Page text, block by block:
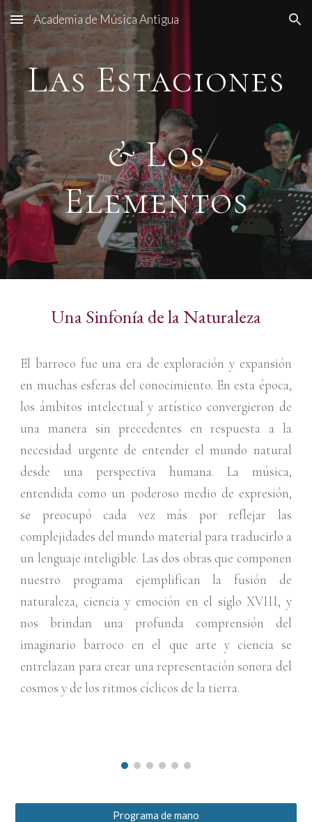
Skip to main content Skip to navigation
Academia de Música Antigua
Las Estaciones
&Los
Elementos
Una Sinfonía de la Naturaleza
El barroco fue una era de exploración y expansión
en muchas esferas del conocimiento. En esta época,
los ámbitos intelectual y artístico convergieron de
una manera sin precedentes en respuesta a la
necesidad urgente de entender el mundo natural
desde una perspectiva humana. La música,
entendida como un poderoso medio de expresión,
se preocupó cada vez más por reflejar las
complejidades del mundo material para traducirlo a
un lenguaje inteligible. Las dos obras que componen
nuestro programa ejemplifican la fusión de
naturaleza, ciencia y emoción en el siglo XVIII, y
nos brindan una profunda comprensión del
imaginario barroco en el que arte y ciencia se
entrelazan para crear una representación sonora del
cosmos y de los ritmos cíclicos de la tierra.
Programa de mano